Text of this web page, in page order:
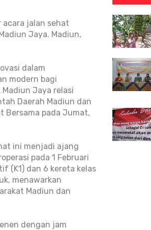
acara jalan sehat
Jaya. Madiun,
dalam
modern bagi
Jaya relasi
Daerah Madiun dan
Bersama pada Jumat,
ini menjadi ajang
pada 1 Februari
(K1) dan 6 kereta kelas
menawarkan
Madiun dan
dengan jam